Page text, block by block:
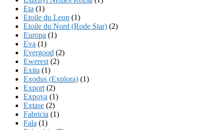
Eta (1)
Etoile du Leon (1)
Etoile du Nord (Rode Star) (2)
Europa (1)
Eva (1)
Evergood (2)
Ewerest (2)
Exita (1)
Exodus (Explora) (1)
Export (2)
Expova (1)
Extase (2)
Fabricia (1)
Fala (1)